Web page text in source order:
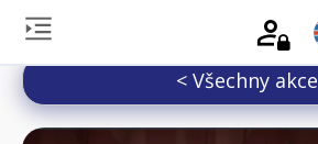
< Všechny akce